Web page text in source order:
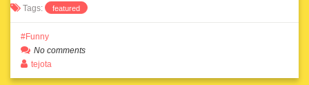
Tags: featured
Funny
No comments
tejota